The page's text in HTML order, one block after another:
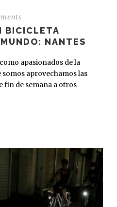
BICICLETA
NANTES
apasionados de la
aprovechamos las
fin de semana a otros